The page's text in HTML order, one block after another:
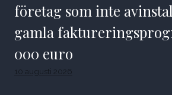
företag som inte
gamla
000 euro
10 augusti 2026